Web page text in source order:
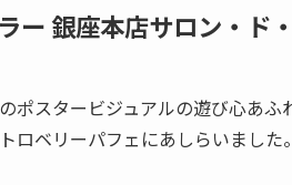
ー 銀座本店サロン・
ポスタービジュアルの遊び心あ
ロベリーパフェにあしらいまし